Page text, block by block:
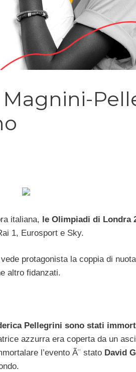
Magnini-
italiana, le Olimpiadi di Londra
1, Eurosport e Sky.
protagonista la coppia di
altro fidanzati.
Pellegrini sono stati
azzurra era coperta da un
l’evento Ã¨ stato David